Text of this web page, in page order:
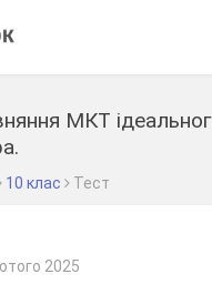
МКТ
10 клас Тест
2025